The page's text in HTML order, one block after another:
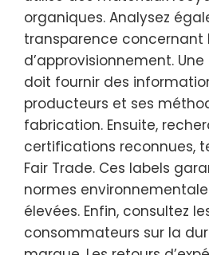
organiques. Analysez
transparence concernant
d’approvisionnement.
doit fournir des
producteurs et ses
fabrication. Ensuite,
certifications reconnues,
Fair Trade. Ces labels
normes
élevées. Enfin, consultez
consommateurs sur la